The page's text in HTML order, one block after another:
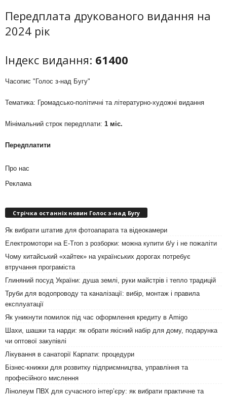
Передплата друкованого видання на
2024 рік
Індекс видання: 61400
Часопис "Голос з-над Бугу"
Тематика: Громадсько-політичні та літературно-художні видання
Мінімальний строк передплати: 1 міс.
Передплатити
Про нас
Реклама
Стрічка останніх новин Голос з-над Бугу
Як вибрати штатив для фотоапарата та відеокамери
Електромотори на E-Tron з розборки: можна купити б/у і не пожаліти
Чому китайський «хайтек» на українських дорогах потребує
втручання програміста
Глиняний посуд України: душа землі, руки майстрів і тепло традицій
Труби для водопроводу та каналізації: вибір, монтаж і правила
експлуатації
Як уникнути помилок під час оформлення кредиту в Amigo
Шахи, шашки та нарди: як обрати якісний набір для дому, подарунка
чи оптової закупівлі
Лікування в санаторії Карпати: процедури
Бізнес-книжки для розвитку підприємництва, управління та
професійного мислення
Лінолеум ПВХ для сучасного інтер’єру: як вибрати практичне та